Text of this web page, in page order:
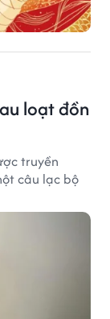
loạt đồn
truyền
câu lạc bộ